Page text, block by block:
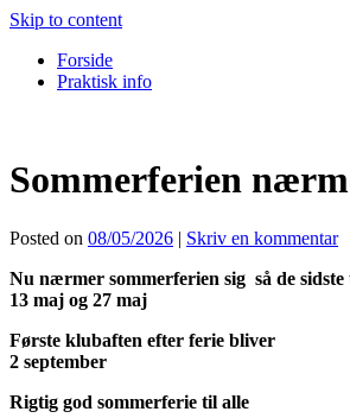
Skip to content
Forside
Praktisk info
Sommerferien
Posted on 08/05/2026 | Skriv en kommentar
Nu nærmer sommerferien sig så de
13 maj og 27 maj
Første klubaften efter ferie bliver
2 september
Rigtig god sommerferie til alle